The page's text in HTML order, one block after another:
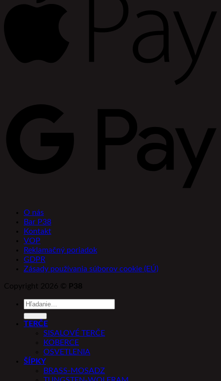
O nás
Bar P38
Kontakt
VOP
Reklamačný poriadok
GDPR
Zásady používania súborov cookie (EÚ)
Copyright 2026 © P38
Hľadať:
TERČE
SISALOVÉ TERČE
KOBERCE
OSVETLENIA
ŠÍPKY
BRASS-MOSADZ